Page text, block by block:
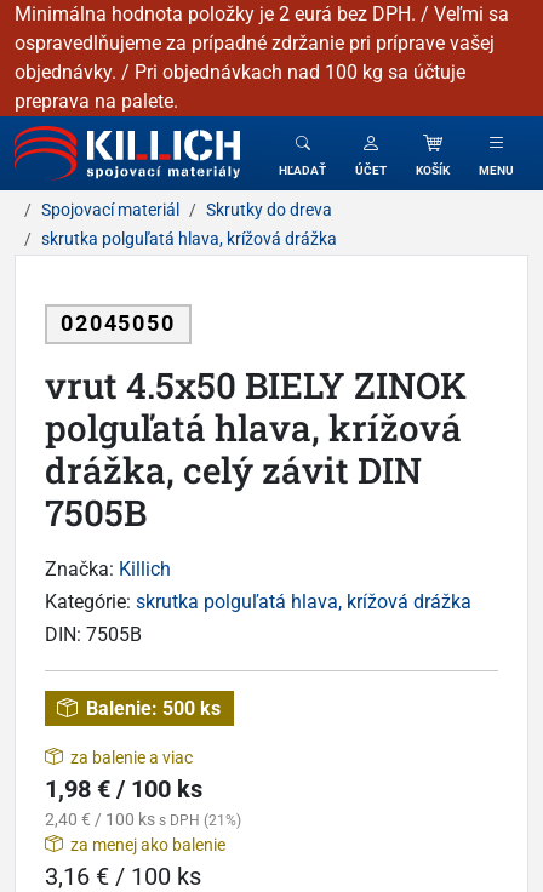
Minimálna hodnota položky je 2 eurá bez DPH. / Veľmi sa
ospravedlňujeme za prípadné zdržanie pri príprave vašej
objednávky. / Pri objednávkach nad 100 kg sa účtuje
preprava na palete.
KILLICH - Spojovacie materiály
HĽADAŤ ÚČET KOŠÍK MENU
Spojovací materiál
Skrutky do dreva
skrutka polguľatá hlava, krížová drážka
02045050
vrut 4.5x50 BIELY ZINOK
polguľatá hlava, krížová
drážka, celý závit DIN
7505B
Značka: Killich
Kategórie: skrutka polguľatá hlava, krížová drážka
DIN: 7505B
Balenie: 500 ks
za balenie a viac
1,98 € / 100 ks
2,40 € / 100 ks s DPH (21%)
za menej ako balenie
3,16 € / 100 ks